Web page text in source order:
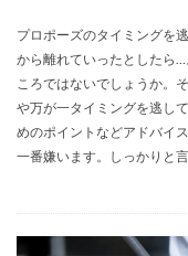
プロポーズのタイミングを
から離れていったとしたら
ころではないでしょうか。
や万が一タイミングを逃し
めのポイントなどアドバイ
一番嫌います。しっかりと